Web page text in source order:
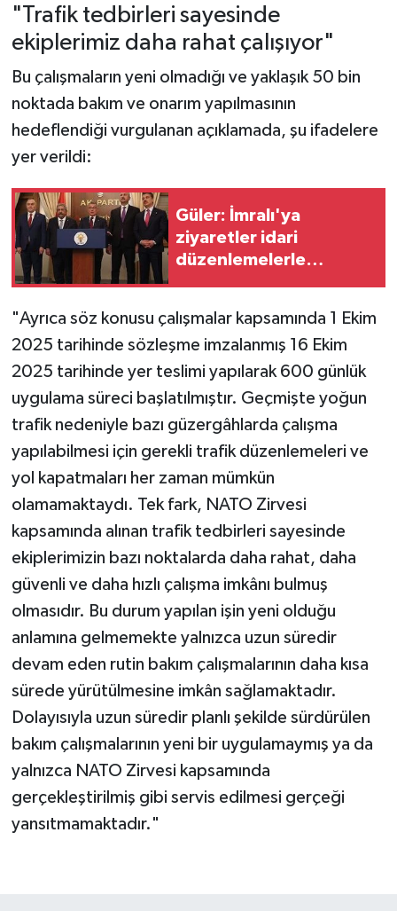
"Trafik tedbirleri sayesinde
ekiplerimiz daha rahat çalışıyor"
Bu çalışmaların yeni olmadığı ve yaklaşık 50 bin
noktada bakım ve onarım yapılmasının
hedeflendiği vurgulanan açıklamada, şu ifadelere
yer verildi:
Güler: İmralı'ya
ziyaretler idari
düzenlemelerle
"Ayrıca söz konusu çalışmalar kapsamında 1 Ekim
2025 tarihinde sözleşme imzalanmış 16 Ekim
2025 tarihinde yer teslimi yapılarak 600 günlük
uygulama süreci başlatılmıştır. Geçmişte yoğun
trafik nedeniyle bazı güzergâhlarda çalışma
yapılabilmesi için gerekli trafik düzenlemeleri ve
yol kapatmaları her zaman mümkün
olamamaktaydı. Tek fark, NATO Zirvesi
kapsamında alınan trafik tedbirleri sayesinde
ekiplerimizin bazı noktalarda daha rahat, daha
güvenli ve daha hızlı çalışma imkânı bulmuş
olmasıdır. Bu durum yapılan işin yeni olduğu
anlamına gelmemekte yalnızca uzun süredir
devam eden rutin bakım çalışmalarının daha kısa
sürede yürütülmesine imkân sağlamaktadır.
Dolayısıyla uzun süredir planlı şekilde sürdürülen
bakım çalışmalarının yeni bir uygulamaymış ya da
yalnızca NATO Zirvesi kapsamında
gerçekleştirilmiş gibi servis edilmesi gerçeği
yansıtmamaktadır."